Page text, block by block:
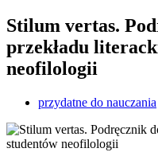
Stilum vertas.
przekładu
neofilologii
przydatne do nauczania